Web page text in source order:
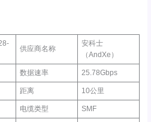
供应商名称
安科士
（AndXe）
数据速率 25.78Gbps
距离 10公里
电缆类型 SMF